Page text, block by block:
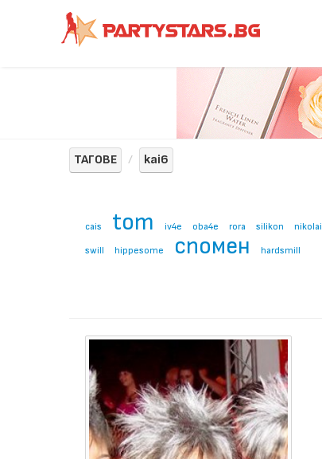
ТАГОВЕ kai6
cais tom iv4e oba4e rora silikon nikolai
swill
hippesome спомен hardsmill